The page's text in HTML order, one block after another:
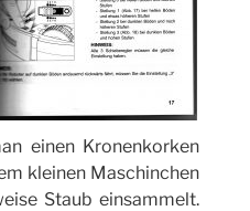
einen Kronenkorken
kleinen Maschinchen
Staub einsammelt.